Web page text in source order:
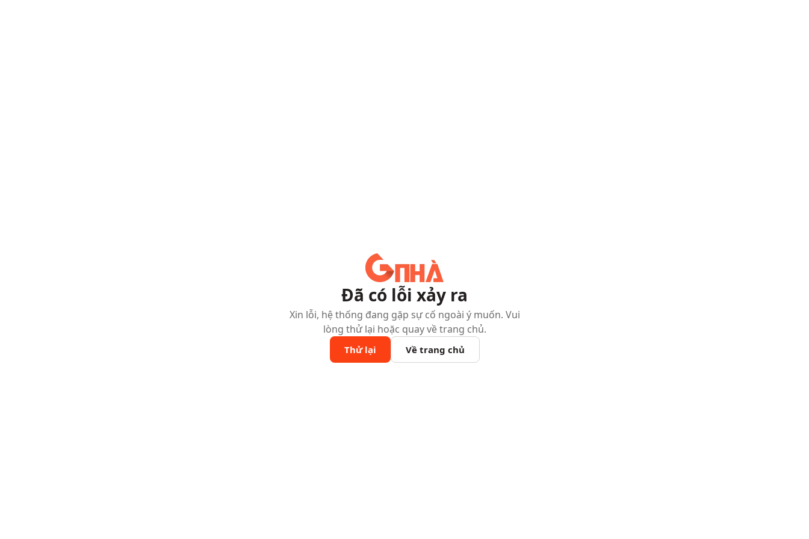
Đã có lỗi xảy ra
Xin lỗi, hệ thống đang gặp sự cố ngoài ý muốn. Vui
lòng thử lại hoặc quay về trang chủ.
Thử lại Về trang chủ